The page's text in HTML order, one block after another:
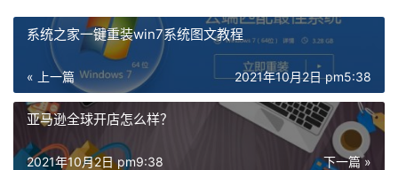
系统之家一键重装win7系统图文教程
« 上一篇 2021年10月2日 pm5:38
亚马逊全球开店怎么样？
下一篇 »
2021年10月2日 pm9:38